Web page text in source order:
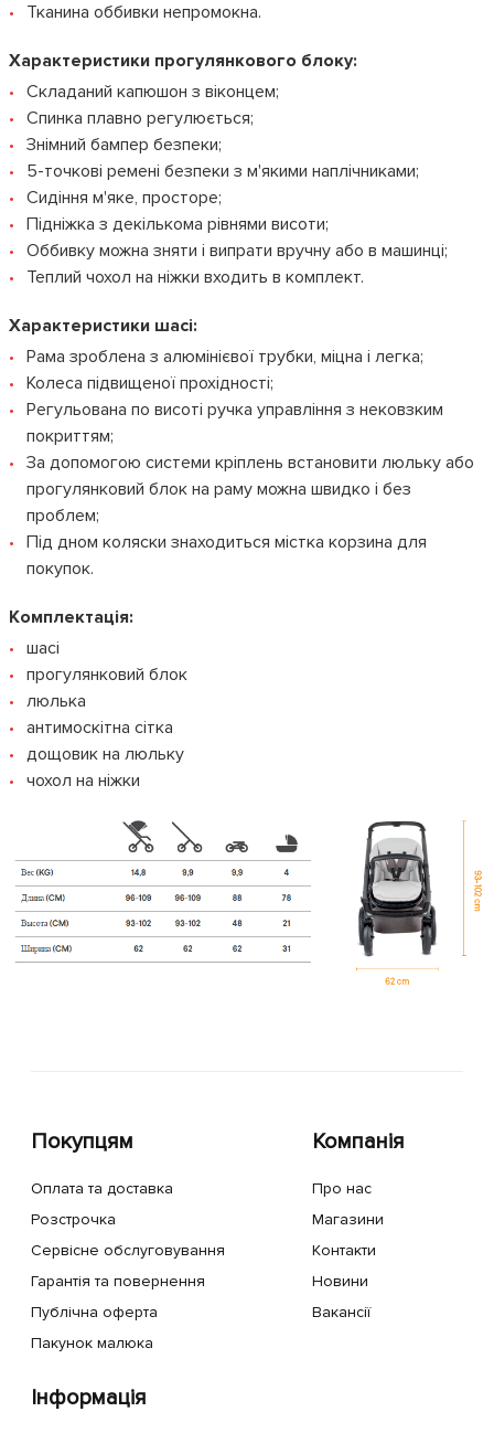
Тканина оббивки непромокна.
Характеристики прогулянкового блоку:
Складаний капюшон з віконцем;
Спинка плавно регулюється;
Знімний бампер безпеки;
5-точкові ремені безпеки з м'якими наплічниками;
Сидіння м'яке, просторе;
Підніжка з декількома рівнями висоти;
Оббивку можна зняти і випрати вручну або в машинці;
Теплий чохол на ніжки входить в комплект.
Характеристики шасі:
Рама зроблена з алюмінієвої трубки, міцна і легка;
Колеса підвищеної прохідності;
Регульована по висоті ручка управління з нековзким
покриттям;
За допомогою системи кріплень встановити люльку або
прогулянковий блок на раму можна швидко і без
проблем;
Під дном коляски знаходиться містка корзина для
покупок.
Комплектація:
шасі
прогулянковий блок
люлька
антимоскітна сітка
дощовик на люльку
чохол на ніжки
Покупцям
Оплата та доставка
Розстрочка
Сервісне обслуговування
Гарантія та повернення
Публічна оферта
Пакунок малюка
Компанія
Про нас
Магазини
Контакти
Новини
Вакансії
Інформація